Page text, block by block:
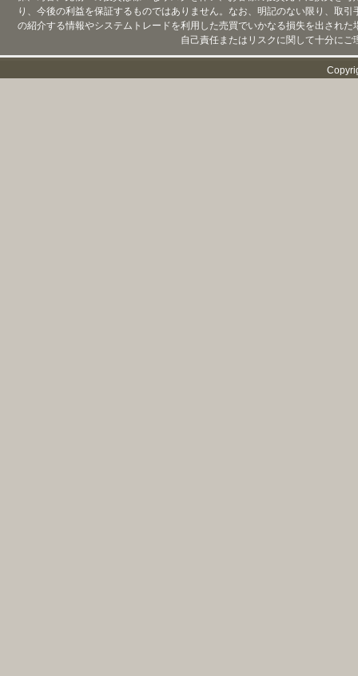
り、今後の利益を保証するものではありません。なお、明記のない限り、取
の紹介する情報やシステムトレードを利用した売買でいかなる損失を出され
自己責任またはリスクに関して十分に